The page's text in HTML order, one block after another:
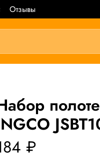
Отзывы
₽